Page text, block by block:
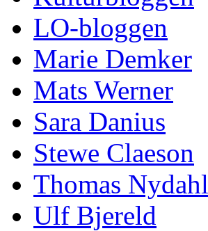
LO-bloggen
Marie Demker
Mats Werner
Sara Danius
Stewe Claeson
Thomas Nydahl
Ulf Bjereld